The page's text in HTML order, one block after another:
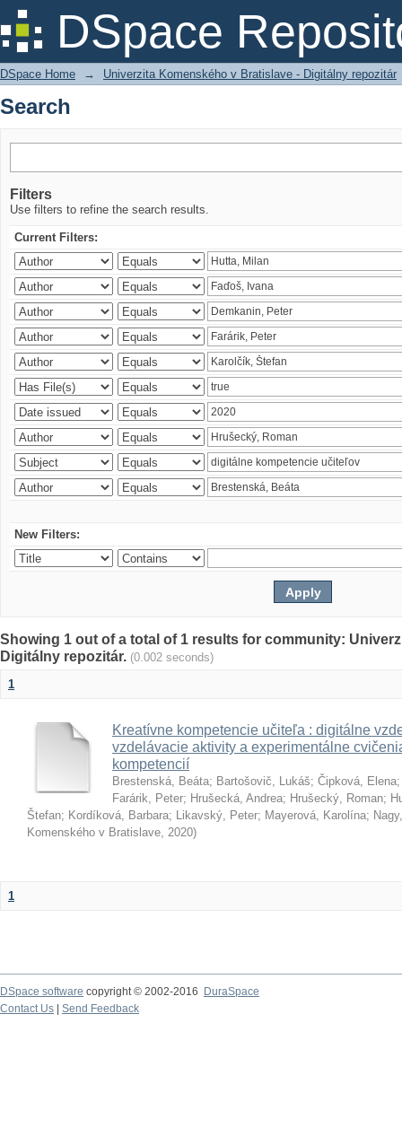
DSpace
Search
DSpace Home → Univerzita Komenského v Bratislave - Digitálny repozitár
Search
Filters
Use filters to refine the search results.
Current Filters:
New Filters:
Showing 1 out of a total of 1 results for community:
Digitálny repozitár. (0.002 seconds)
1
Kreatívne kompetencie učiteľa : digitálne
vzdelávacie aktivity a experimentálne
kompetencií
Brestenská, Beáta; Bartošovič, Lukáš; Čipková, Elena
Farárik, Peter; Hrušecká, Andrea; Hrušecký, Roman;
Štefan; Kordíková, Barbara; Likavský, Peter; Mayerová, Karolína;
Komenského v Bratislave, 2020)
1
DSpace software copyright © 2002-2016
DuraSpace
Contact Us
Send Feedback